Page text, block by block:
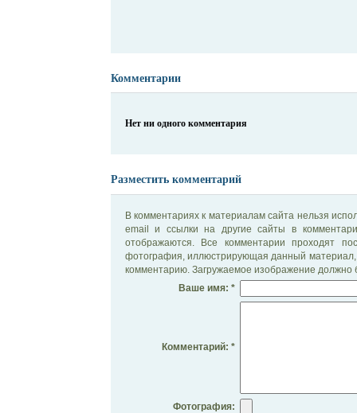
Комментарии
Нет ни одного комментария
Разместить комментарий
В комментариях к материалам сайта нельзя
email и ссылки на другие сайты в
отображаются. Все комментарии проходят
фотография, иллюстрирующая данный материал,
комментарию. Загружаемое изображение должно
Ваше имя: *
Комментарий: *
Фотография: